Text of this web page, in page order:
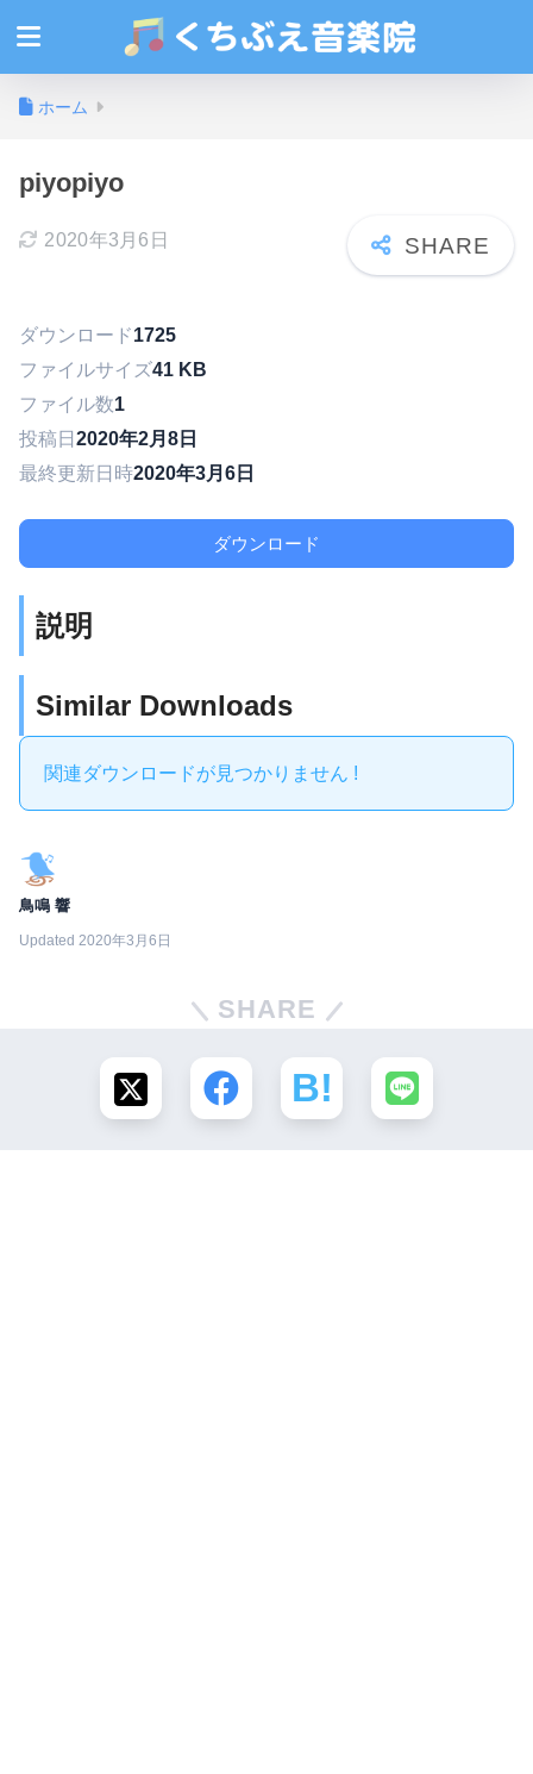
ホーム
piyopiyo
2020年3月6日
ダウンロード1725
ファイルサイズ41 KB
ファイル数1
投稿日 2020年2月8日
最終更新日時2020年3月6日
ダウンロード
説明
Similar Downloads
関連ダウンロードが見つかりません !
鳥鳴 響
Updated 2020年3月6日
SHARE